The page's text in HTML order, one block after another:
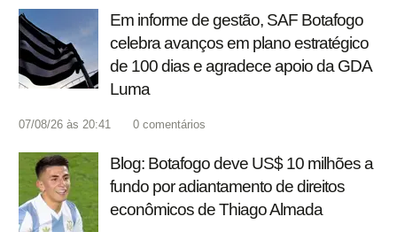
Em informe de gestão, SAF Botafogo
celebra avanços em plano estratégico
de 100 dias e agradece apoio da GDA
Luma
07/08/26 às 20:41 0 comentários
Blog: Botafogo deve US$ 10 milhões a
fundo por adiantamento de direitos
econômicos de Thiago Almada